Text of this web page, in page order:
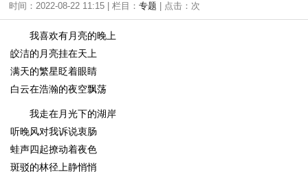
时间：2022-08-22 11:15 | 栏目： 专题 | 点击： 次
我喜欢有月亮的晚上
皎洁的月亮挂在天上
满天的繁星眨着眼睛
白云在浩瀚的夜空飘荡
我走在月光下的湖岸
听晚风对我诉说衷肠
蛙声四起撩动着夜色
斑驳的林径上静悄悄